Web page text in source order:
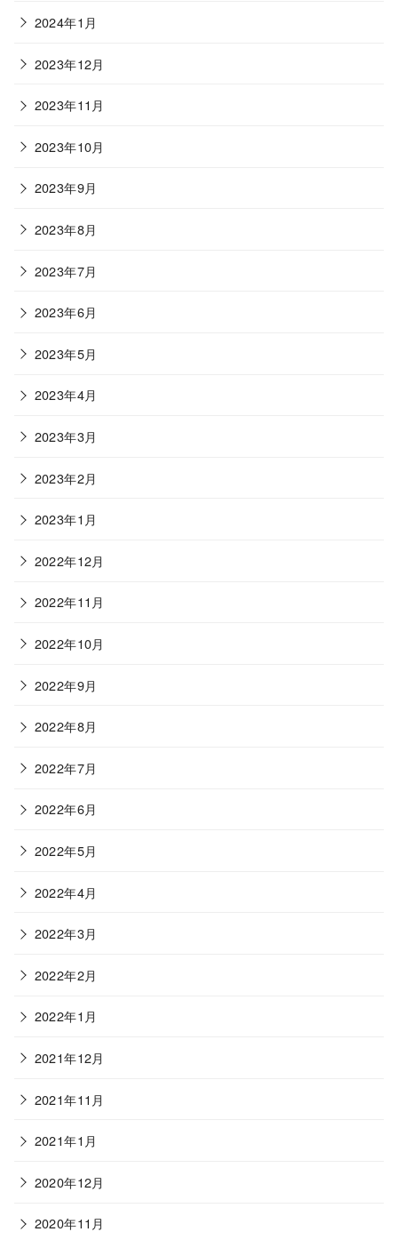
2024年1月
2023年12月
2023年11月
2023年10月
2023年9月
2023年8月
2023年7月
2023年6月
2023年5月
2023年4月
2023年3月
2023年2月
2023年1月
2022年12月
2022年11月
2022年10月
2022年9月
2022年8月
2022年7月
2022年6月
2022年5月
2022年4月
2022年3月
2022年2月
2022年1月
2021年12月
2021年11月
2021年1月
2020年12月
2020年11月